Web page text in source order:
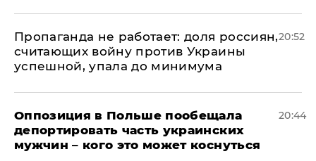
​Пропаганда не работает: доля россиян,
считающих войну против Украины
успешной, упала до минимума
20:52
Оппозиция в Польше пообещала
депортировать часть украинских
мужчин – кого это может коснуться
20:44